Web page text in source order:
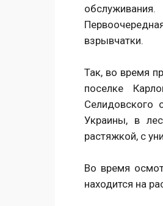
взрывчатки.
Так, во время
поселке
Селидовского
Украины, в
растяжкой, с
Во время
находится на